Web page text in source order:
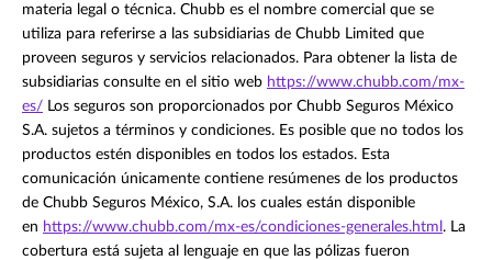
materia legal o técnica. Chubb es el nombre comercial que se
utiliza para referirse a las subsidiarias de Chubb Limited que
proveen seguros y servicios relacionados. Para obtener la lista de
subsidiarias consulte en el sitio web https://www.chubb.com/mx-
es/ Los seguros son proporcionados por Chubb Seguros México
S.A. sujetos a términos y condiciones. Es posible que no todos los
productos estén disponibles en todos los estados. Esta
comunicación únicamente contiene resúmenes de los productos
de Chubb Seguros México, S.A. los cuales están disponible
en https://www.chubb.com/mx-es/condiciones-generales.html . La
cobertura está sujeta al lenguaje en que las pólizas fueron